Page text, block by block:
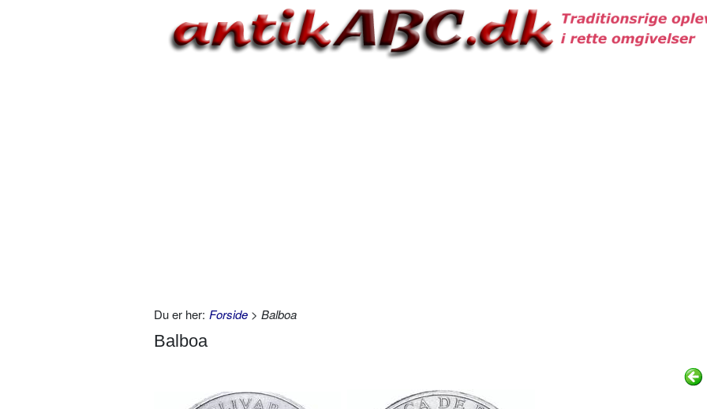
Du er her: Forside > Balboa
Balboa